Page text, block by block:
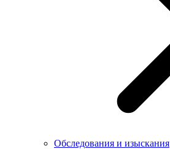
Обследования и изыскания